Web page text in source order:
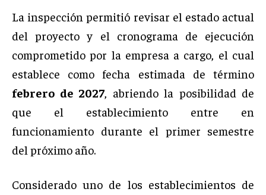
La inspección permitió revisar el estado actual
del proyecto y el cronograma de ejecución
comprometido por la empresa a cargo, el cual
establece como fecha estimada de término
febrero de 2027, abriendo la posibilidad de
que el establecimiento entre en
funcionamiento durante el primer semestre
del próximo año.
Considerado uno de los establecimientos de